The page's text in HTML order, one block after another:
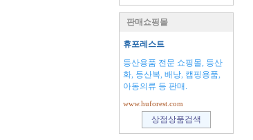
판매쇼핑몰
휴포레스트
등산용품 전문 쇼핑몰, 등산
화, 등산복, 배낭, 캠핑용품,
아동의류 등 판매.
www.huforest.com